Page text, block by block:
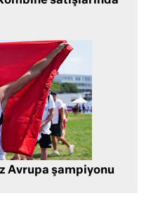
Avrupa şampiyonu